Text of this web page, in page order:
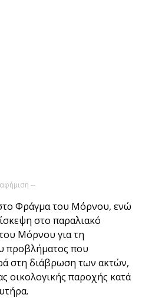
--
Φράγμα του Μόρνου, ενώ
στο παραλιακό
Μόρνου για τη
προβλήματος που
στη διάβρωση των ακτών,
οικολογικής παροχής κατά